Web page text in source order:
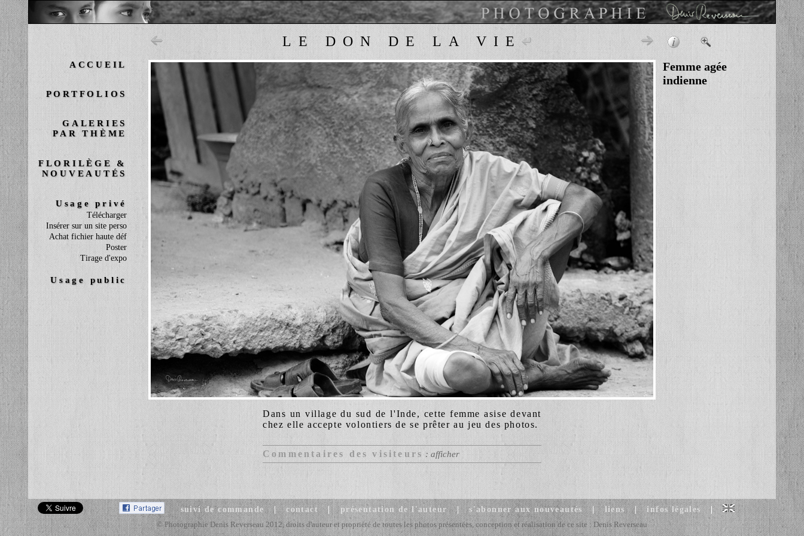
LE DON DE LA VIE
ACCUEIL
PORTFOLIOS
GALERIES
PAR THÈME
FLORILÈGE &
NOUVEAUTÉS
Usage privé
Télécharger
Insérer sur un site perso
Achat fichier haute déf
Poster
Tirage d'expo
Usage public
Femme agée
indienne
Dans un village du sud de l'Inde, cette femme asise devant
chez elle accepte volontiers de se prêter au jeu des photos.
Commentaires des visiteurs : afficher
suivi de commande |contact |présentation de l'auteur|s'abonner aux nouveautés |liens |infos légales
|
© Photographie Denis Reverseau 2012, droits d'auteur et propriété de toutes les photos présentées, conception et réalisation de ce site : Denis Reverseau